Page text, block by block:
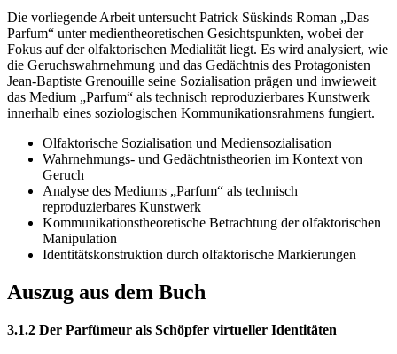
Die vorliegende Arbeit untersucht Patrick Süskinds Roman „Das
Parfum“ unter medientheoretischen Gesichtspunkten, wobei der
Fokus auf der olfaktorischen Medialität liegt. Es wird analysiert, wie
die Geruchswahrnehmung und das Gedächtnis des Protagonisten
Jean-Baptiste Grenouille seine Sozialisation prägen und inwieweit
das Medium „Parfum“ als technisch reproduzierbares Kunstwerk
innerhalb eines soziologischen Kommunikationsrahmens fungiert.
Olfaktorische Sozialisation und Mediensozialisation
Wahrnehmungs- und Gedächtnistheorien im Kontext von
Geruch
Analyse des Mediums „Parfum“ als technisch
reproduzierbares Kunstwerk
Kommunikationstheoretische Betrachtung der olfaktorischen
Manipulation
Identitätskonstruktion durch olfaktorische Markierungen
Auszug aus dem Buch
3.1.2 Der Parfümeur als Schöpfer virtueller Identitäten